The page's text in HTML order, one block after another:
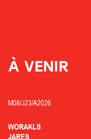
À VENIR
M08/J23/A2026
WORAKLS
JARES